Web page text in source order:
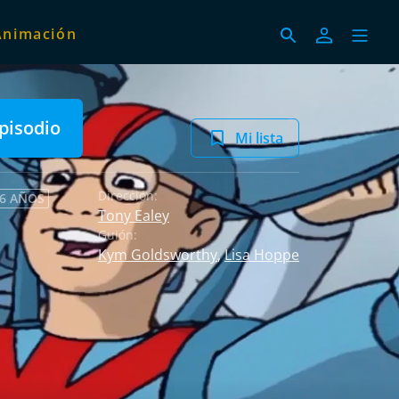
Mi lista
AÑOS Dirección:
Tony Ealey
Guión:
Kym Goldsworthy,Lisa Hoppe